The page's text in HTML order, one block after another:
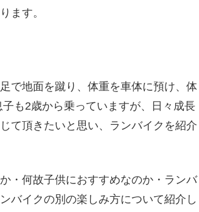
ます。
で地面を蹴り、体重を車体に預け、体
も2歳から乗っていますが、日々成長
て頂きたいと思い、ランバイクを紹介
・何故子供におすすめなのか・ランバ
バイクの別の楽しみ方について紹介し